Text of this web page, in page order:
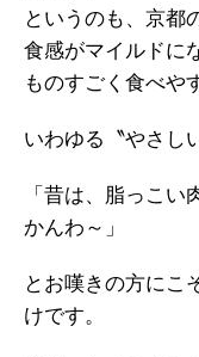
というのも、京都
食感がマイルドに
ものすごく食べや
いわゆる〝やさし
「昔は、脂っこ
かんわ～」
とお嘆きの方にこ
けです。